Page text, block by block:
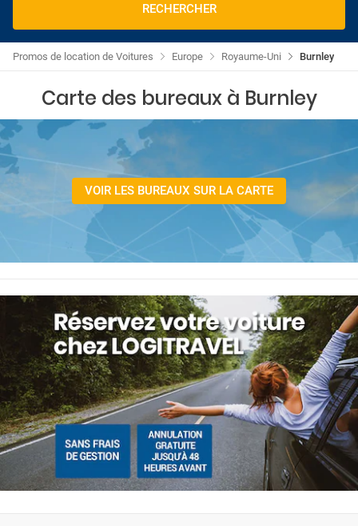
RECHERCHER
Burnley
Royaume-Uni
Europe
Promos de location de Voitures
Carte des bureaux à Burnley
VOIR LES BUREAUX SUR LA CARTE